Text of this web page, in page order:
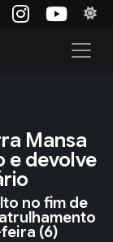
Mansa
e devolve
no fim de
(6)